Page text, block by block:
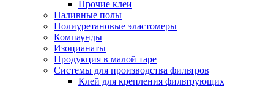
Прочие клеи
Наливные полы
Полиуретановые эластомеры
Компаунды
Изоцианаты
Продукция в малой таре
Системы для производства фильтров
Клей для крепления фильтрующих